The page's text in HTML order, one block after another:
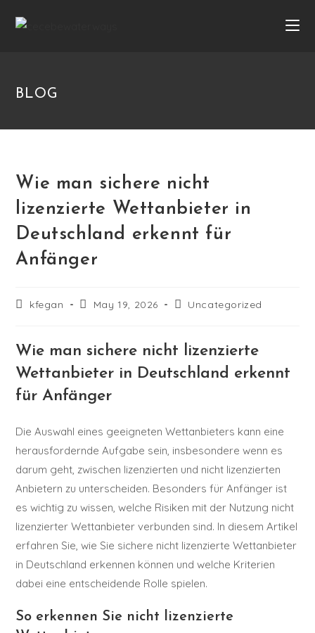
BLOG
Wie man sichere nicht
lizenzierte Wettanbieter in
Deutschland erkennt für
Anfänger
kfegan May 19, 2026 Uncategorized
Wie man sichere nicht lizenzierte
Wettanbieter in Deutschland erkennt
für Anfänger
Die Auswahl eines geeigneten Wettanbieters kann eine
herausfordernde Aufgabe sein, insbesondere wenn es
darum geht, zwischen lizenzierten und nicht lizenzierten
Anbietern zu unterscheiden. Besonders für Anfänger ist
es wichtig zu wissen, welche Risiken mit der Nutzung nicht
lizenzierter Wettanbieter verbunden sind. In diesem Artikel
erfahren Sie, wie Sie sichere nicht lizenzierte Wettanbieter
in Deutschland erkennen können und welche Kriterien
dabei eine entscheidende Rolle spielen.
So erkennen Sie nicht lizenzierte